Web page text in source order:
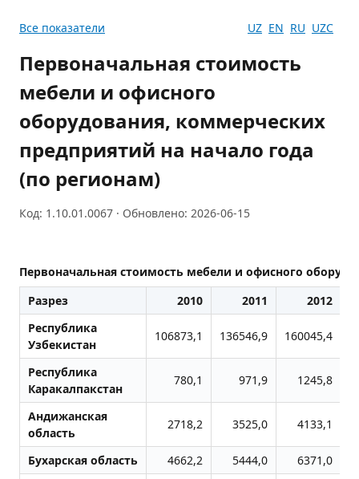
Все показатели UZ EN RU UZC
Первоначальная стоимость
мебели и офисного
оборудования, коммерческих
предприятий на начало года
(по регионам)
Код: 1.10.01.0067 · Обновлено: 2026-06-15
Первоначальная стоимость мебели и офисного
Разрез
2010 2011
2012
Республика
Узбекистан
106873,1 136546,9 160045,4
Республика
Каракалпакстан
780,1 971,9 1245,8
Андижанская
область
2718,2 3525,0 4133,1
Бухарская область 4662,2 5444,0
6371,0